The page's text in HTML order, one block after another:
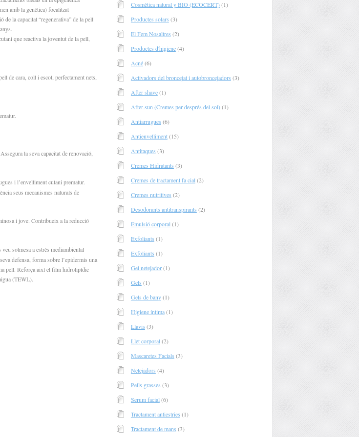
amb la genètica) focalitzat
de la capacitat “regenerativa” de la pell
que reactiva la joventut de la pell,
de cara, coll i escot, perfectament nets,
la seva capacitat de renovació,
i l’envelliment cutani prematur.
seus mecanismes naturals de
i jove. Contribueix a la reducció
sotmesa a estrès mediambiental
defensa, forma sobre l’epidermis una
pell. Reforça així el film hidrolipídic
(TEWL).
Cosmètica natural y BIO (ECOCERT)(1)
Productes solars (3)
El Fem Nosaltres (2)
Productes d'higiene(4)
Acné(6)
Activadors del broncejat i autobroncejadors (3)
After shave(1)
After-sun (Cremes per després del sol)(1)
Antiarrugues (6)
Antienvelliment(15)
Antitaques (3)
Cremes Hidratants (3)
Cremes de tractament fa cial(2)
Cremes nutritives (2)
Desodorants antitranspirants (2)
Emulsió corporal(1)
Exfoliants (1)
Exfoliants (1)
Gel netejador(1)
Gels (1)
Gels de bany(1)
Higiene íntima(1)
Llavis (3)
Llet corporal(2)
Mascaretes Facials (3)
Netejadors (4)
Pells grasses (3)
Serum facial(6)
Tractament antiestries (1)
Tractament de mans (3)